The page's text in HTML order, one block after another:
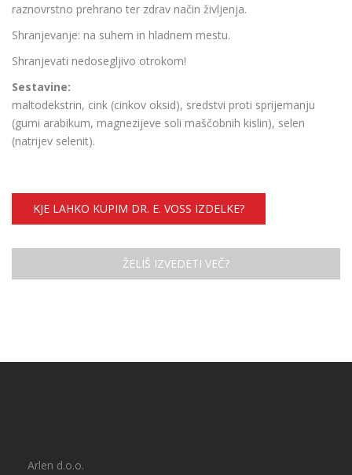
raznovrstno prehrano ter zdrav način življenja.
Shranjevanje: na suhem in hladnem mestu.
Shranjevati nedosegljivo otrokom!
Sestavine:
maltodekstrin, cink (cinkov oksid), sredstvi proti sprijemanju
(gumi arabikum, magnezijeve soli maščobnih kislin), selen
(natrijev selenit).
KJE LAHKO KUPIM DR. E. VOSS IZDELKE?
ŽELIŠ IZVEDETI VEČ?
Arlen d.o.o.